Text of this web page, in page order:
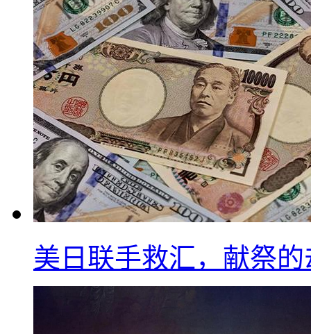
美日联手救汇，献祭